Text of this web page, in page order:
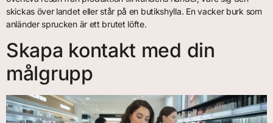
skickas över landet eller står på en butikshylla. En vacker burk som
anländer sprucken är ett brutet löfte.
Skapa kontakt med din
målgrupp